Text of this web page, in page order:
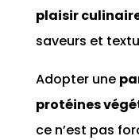
plaisir
saveurs et
Adopter une
protéines
ce n’est pas